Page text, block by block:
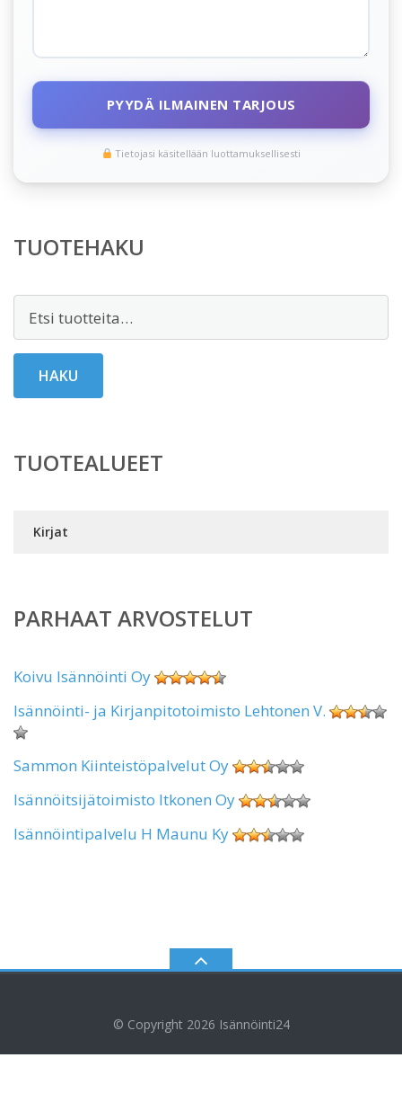
PYYDÄ ILMAINEN TARJOUS
Tietojasi käsitellään luottamuksellisesti
TUOTEHAKU
HAKU
TUOTEALUEET
Kirjat
PARHAAT ARVOSTELUT
Koivu Isännöinti Oy
Isännöinti- ja Kirjanpitotoimisto Lehtonen V.
Sammon Kiinteistöpalvelut Oy
Isännöitsijätoimisto Itkonen Oy
Isännöintipalvelu H Maunu Ky
© Copyright 2026 Isännöinti24